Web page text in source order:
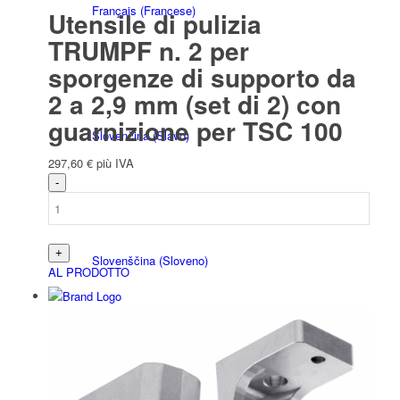
Français (Francese)
Slovenčina(Slavo)
Slovenščina(Sloveno)
Español
Utensile di pulizia
TRUMPF n. 2 per
sporgenze di supporto da
2 a 2,9 mm (set di 2) con
guarnizione per TSC 100
297,60 € più IVA
AL PRODOTTO